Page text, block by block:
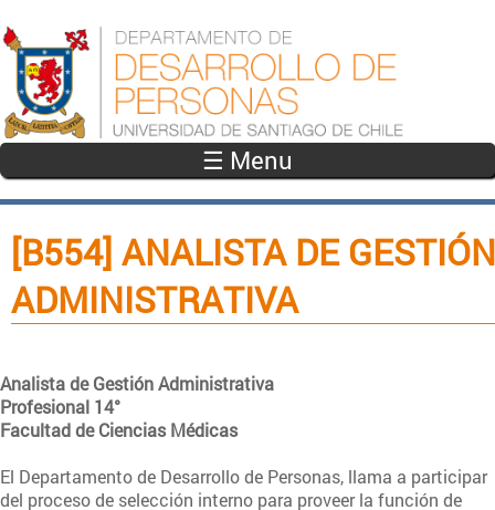
☰ Menu
[B554] ANALISTA DE GESTIÓN
ADMINISTRATIVA
Analista de Gestión Administrativa
Profesional 14°
Facultad de Ciencias Médicas
El Departamento de Desarrollo de Personas, llama a participar
del proceso de selección interno para proveer la función de